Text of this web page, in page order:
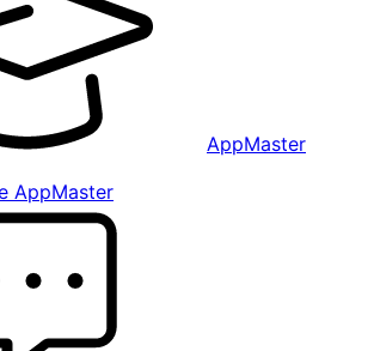
AppMaster
AppMaster